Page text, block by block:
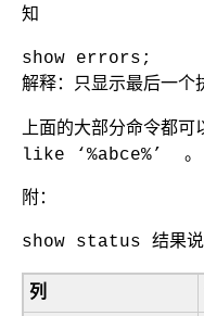
知
show errors;
解释：只显示最后一个
上面的大部分命令
like ‘%abce%’ 。
附：
show status 结果说
列